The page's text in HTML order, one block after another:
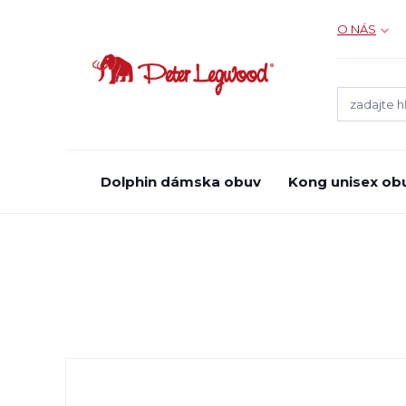
O NÁS
Dolphin dámska obuv Kong unisex